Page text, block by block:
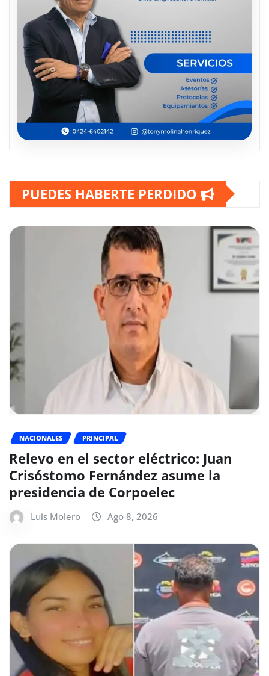
PUEDES HABERTE PERDIDO
NACIONALES PRINCIPAL
Relevo en el sector eléctrico: Juan
Crisóstomo Fernández asume la
presidencia de Corpoelec
Luis Molero Ago 8, 2026